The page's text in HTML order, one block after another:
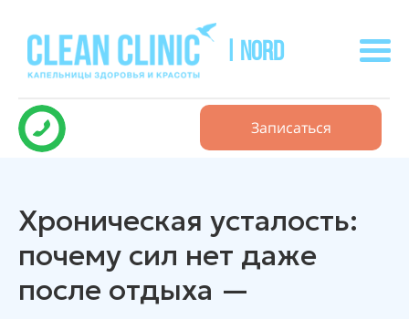
| NORD
Записаться
Хроническая усталость:
почему сил нет даже
после отдыха —